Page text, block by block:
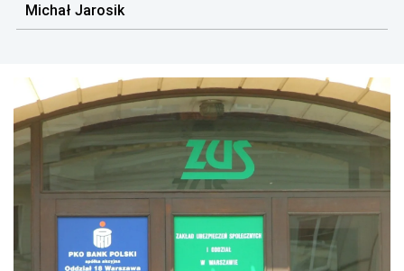
Michał Jarosik